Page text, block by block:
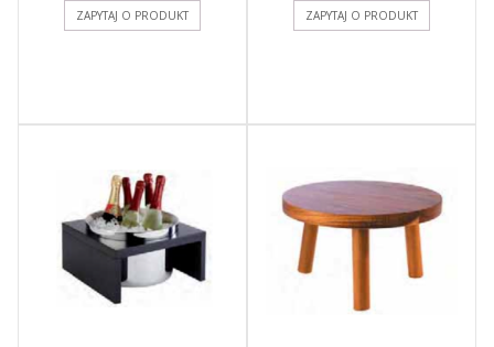
ZAPYTAJ O PRODUKT ZAPYTAJ O PRODUKT